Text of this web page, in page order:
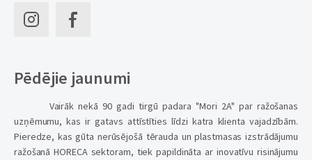
Pēdējie jaunumi
Vairāk nekā 90 gadi tirgū padara "Mori 2A" par ražošanas
uzņēmumu, kas ir gatavs attīstīties līdzi katra klienta vajadzībām.
Pieredze, kas gūta nerūsējošā tērauda un plastmasas izstrādājumu
ražošanā HORECA sektoram, tiek papildināta ar inovatīvu risinājumu